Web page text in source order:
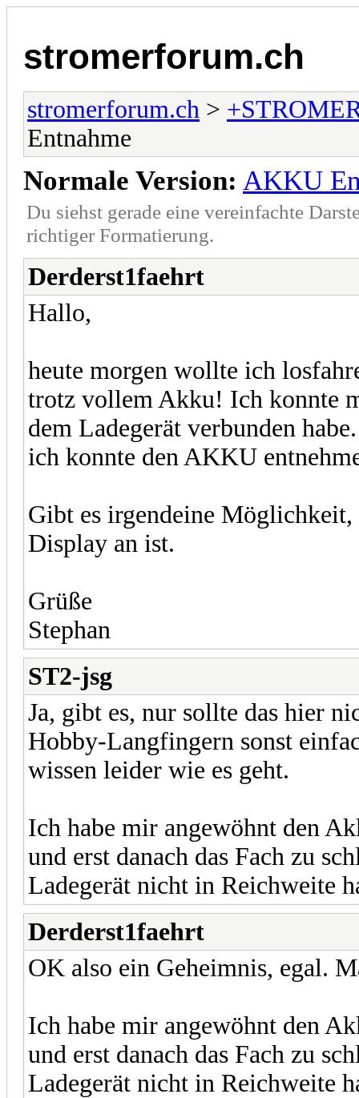
stromerforum.ch
stromerforum.ch >
Entnahme
Normale Version: AKKU
Du siehst gerade eine vereinfachte
richtiger Formatierung.
Derderst1faehrt
Hallo,
heute morgen wollte ich
trotz vollem Akku! Ich konnte
dem Ladegerät verbunden
ich konnte den AKKU
Gibt es irgendeine Möglichkeit,
Display an ist.
Grüße
Stephan
ST2-jsg
Ja, gibt es, nur sollte das hier
Hobby-Langfingern sonst
wissen leider wie es geht.
Ich habe mir angewöhnt den
und erst danach das Fach zu
Ladegerät nicht in Reichweite
Derderst1faehrt
OK also ein Geheimnis, egal.
Ich habe mir angewöhnt den
und erst danach das Fach zu
Ladegerät nicht in Reichweite